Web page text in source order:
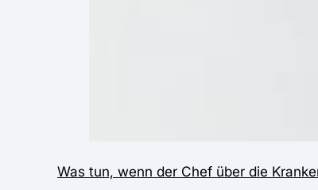
Was tun, wenn der Chef über die